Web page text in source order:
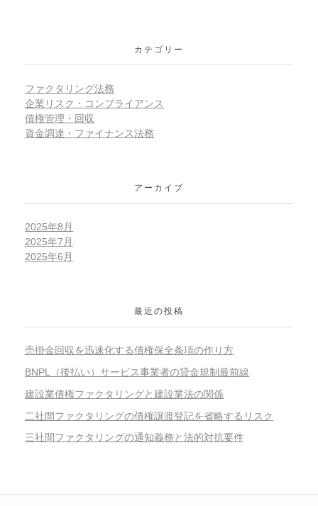
カテゴリー
ファクタリング法務
企業リスク・コンプライアンス
債権管理・回収
資金調達・ファイナンス法務
アーカイブ
2025年8月
2025年7月
2025年6月
最近の投稿
売掛金回収を迅速化する債権保全条項の作り方
BNPL（後払い）サービス事業者の貸金規制最前線
建設業債権ファクタリングと建設業法の関係
二社間ファクタリングの債権譲渡登記を省略するリスク
三社間ファクタリングの通知義務と法的対抗要件